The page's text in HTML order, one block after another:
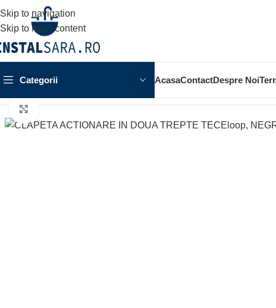
Skip to navigation
Skip to main content
Categorii AcasaContactDespre Noi
Click to enlarge